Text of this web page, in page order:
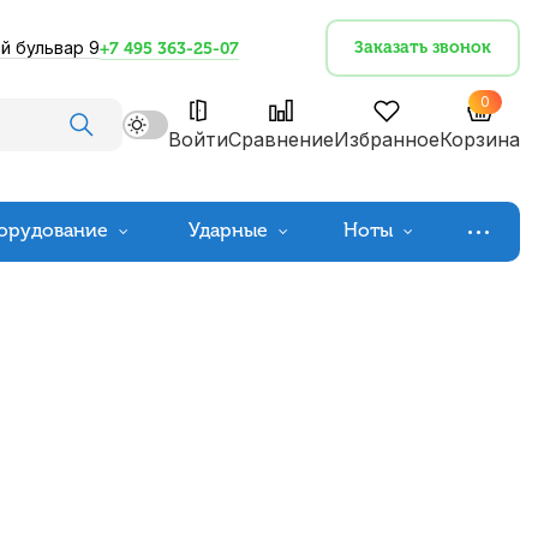
бульвар 9+7 495 363-25-07 Заказать звонок
ВойтиСравнениеИзбранное
0
Корзина
Ударные Ноты